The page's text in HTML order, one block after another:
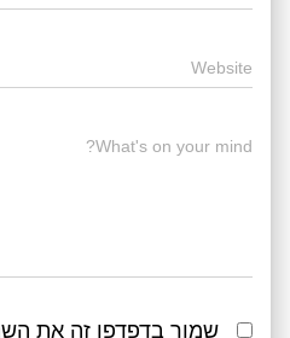
Website
What's on your mind?
שמור בדפדפן זה את